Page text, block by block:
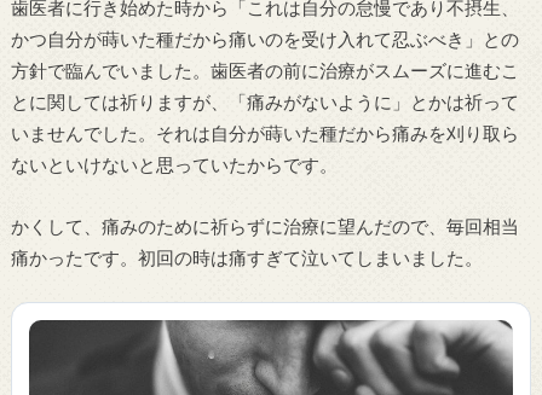
歯医者に行き始めた時から「これは自分の怠慢であり不摂生、
かつ自分が蒔いた種だから痛いのを受け入れて忍ぶべき」との
方針で臨んでいました。歯医者の前に治療がスムーズに進むこ
とに関しては祈りますが、「痛みがないように」とかは祈って
いませんでした。それは自分が蒔いた種だから痛みを刈り取ら
ないといけないと思っていたからです。
かくして、痛みのために祈らずに治療に望んだので、毎回相当
痛かったです。初回の時は痛すぎて泣いてしまいました。